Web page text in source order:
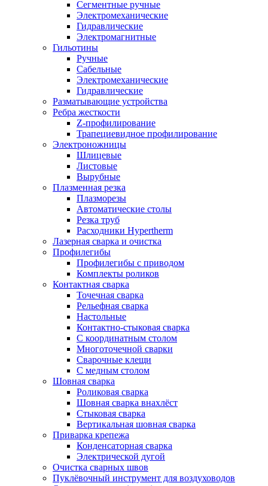
Сегментные ручные
Электромеханические
Гидравлические
Электромагнитные
Гильотины
Ручные
Сабельные
Электромеханические
Гидравлические
Разматывающие устройства
Ребра жесткости
Z-профилирование
Трапециевидное профилирование
Электроножницы
Шлицевые
Листовые
Вырубные
Плазменная резка
Плазморезы
Автоматические столы
Резка труб
Расходники Hypertherm
Лазерная сварка и очистка
Профилегибы
Профилегибы с приводом
Комплекты роликов
Контактная сварка
Точечная сварка
Рельефная сварка
Настольные
Контактно-стыковая сварка
С координатным столом
Многоточечной сварки
Сварочные клещи
С медным столом
Шовная сварка
Роликовая сварка
Шовная сварка внахлёст
Стыковая сварка
Вертикальная шовная сварка
Приварка крепежа
Конденсаторная сварка
Электрической дугой
Очистка сварных швов
Пуклёвочный инструмент для воздуховодов